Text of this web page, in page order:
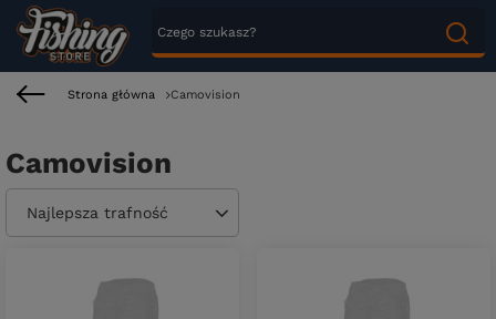
Strona główna Camovision
Camovision
Zmień sortowanie
Najlepsza trafność